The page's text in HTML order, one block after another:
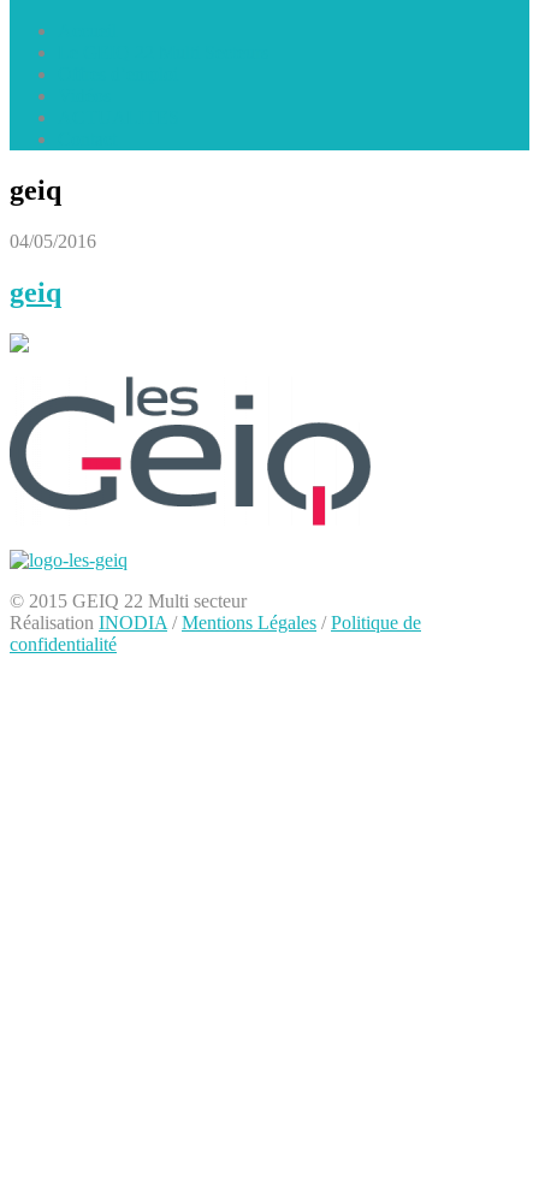
geiq
04/05/2016
geiq
© 2015 GEIQ 22 Multi secteur
Réalisation INODIA /Mentions Légales /Politique de
confidentialité